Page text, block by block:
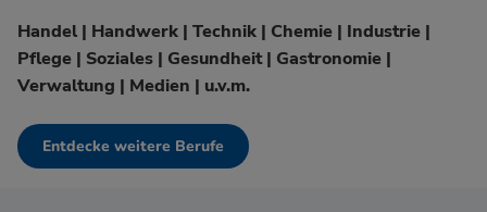
Handel | Handwerk | Technik | Chemie | Industrie |
Pflege | Soziales | Gesundheit | Gastronomie |
Verwaltung | Medien | u.v.m.
Entdecke weitere Berufe